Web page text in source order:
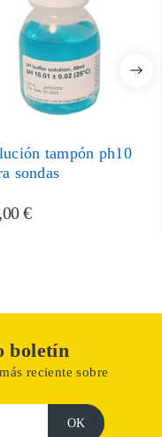
tampón ph10
sondas
€
boletín
reciente sobre